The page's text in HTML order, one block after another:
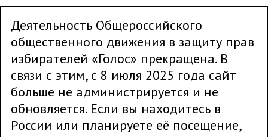
Деятельность Общероссийского
общественного движения в защиту прав
избирателей «Голос» прекращена. В
связи с этим, с 8 июля 2025 года сайт
больше не администрируется и не
обновляется. Если вы находитесь в
России или планируете её посещение,